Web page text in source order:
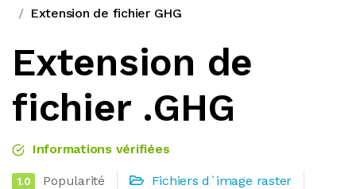
Extension de fichier GHG
Extension de
fichier .GHG
Informations vérifiées
1.0 Popularité Fichiers d`image raster